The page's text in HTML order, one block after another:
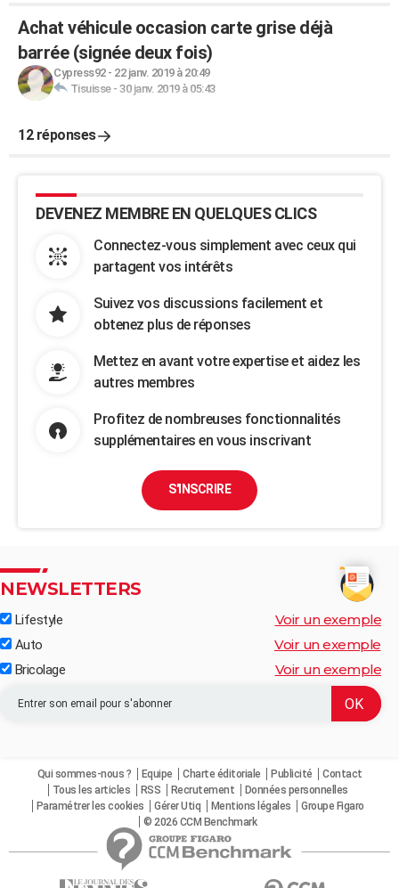
Achat véhicule occasion carte grise déjà
barrée (signée deux fois)
Cypress92- 22 janv. 2019 à 20:49
Tisuisse- 30 janv. 2019 à 05:43
12 réponses
DEVENEZ MEMBRE EN QUELQUES CLICS
Connectez-vous simplement avec ceux qui
partagent vos intérêts
Suivez vos discussions facilement et
obtenez plus de réponses
Mettez en avant votre expertise et aidez les
autres membres
Profitez de nombreuses fonctionnalités
supplémentaires en vous inscrivant
S'INSCRIRE
NEWSLETTERS
Lifestyle Voir un exemple
Auto Voir un exemple
Bricolage Voir un exemple
Qui sommes-nous ? Equipe Charte éditoriale Publicité
Contact
Tous les articles
RSS Recrutement
Données personnelles
Paramétrer les cookies
Gérer Utiq Mentions légales
Groupe Figaro
© 2026 CCM Benchmark